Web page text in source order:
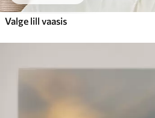
Valge lill vaasis